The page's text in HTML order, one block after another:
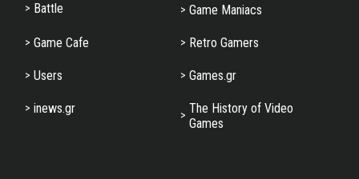
Battle Game Maniacs
Game Cafe Retro Gamers
Users Games.gr
inews.gr
The History of Video
Games